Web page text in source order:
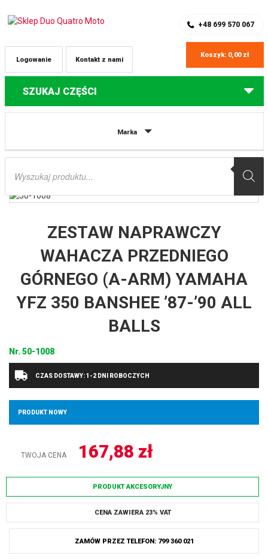
+48 699 570 067
Kontakt z nami
Logowanie
Koszyk: 0,00 zł
SZUKAJ CZĘŚCI
Marka
Wyszukiwarka
Części do quadów Yamaha
’87-’90 ALL BALLS
ZESTAW NAPRAWCZY
WAHACZA PRZEDNIEGO
GÓRNEGO (A-ARM) YAMAHA
YFZ 350 BANSHEE ’87-’90 ALL
BALLS
Nr.50-1008
CZAS DOSTAWY: 1-2 DNI ROBOCZYCH
PRODUKT NOWY
TWOJA CENA 167,88 zł
PRODUKT AKCESORYJNY
CENA ZAWIERA 23% VAT
ZAMÓW PRZEZ TELEFON: 799 360 021